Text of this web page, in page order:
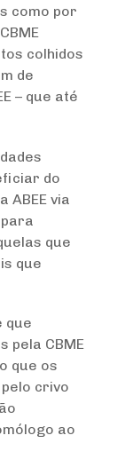
como por
colhidos
de
– que até
do
ABEE via
para
que
que
que
pela CBME
que os
crivo
ao